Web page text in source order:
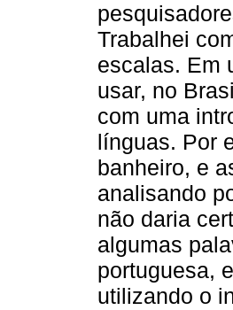
Trabalhei
escalas. Em
usar, no
com uma
línguas. Por
banheiro, e
analisando
não daria
algumas
portuguesa,
utilizando o